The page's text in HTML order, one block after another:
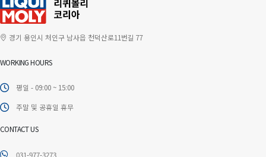
경기 용인시 처인구 남사읍 천덕산로11번길 77
WORKING HOURS
평일 - 09:00 ~ 15:00
주말 및 공휴일 휴무
CONTACT US
031-977-3273